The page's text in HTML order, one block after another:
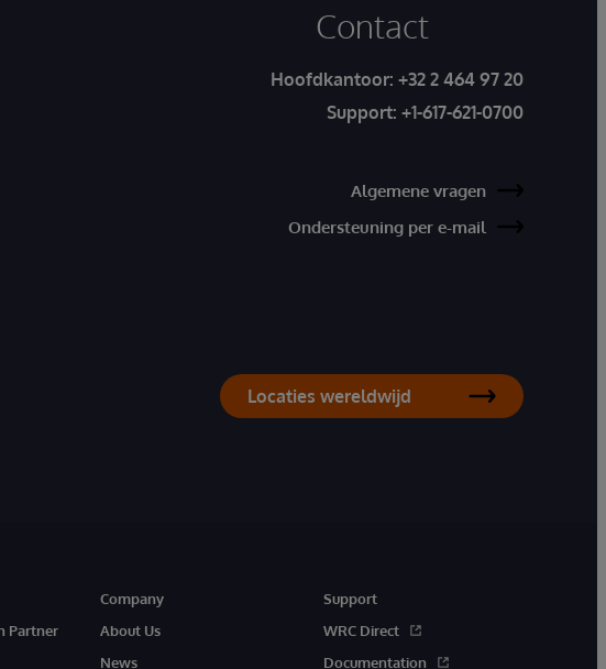
Contact
Hoofdkantoor: +32 2 464 97 20
Support: +1-617-621-0700
Algemene vragen
Ondersteuning per e-mail
Locaties wereldwijd
Partner
Company
About Us
News
Support
WRC Direct
Documentation